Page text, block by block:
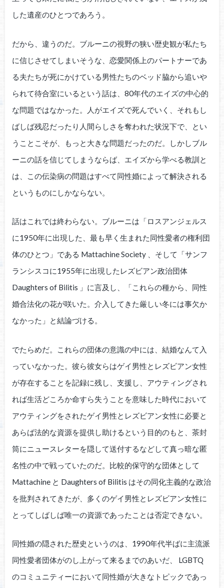
した遺産のひとつであろう。
だから、違うのだ。ブルーニの視野の狭い歴史観が私たち
に信じさせてしまいそうな、恋愛関係上のパートナーであ
る夫たちが死にかけている男性たちのベッド脇から追いや
られて待合室にいるという話は、80年代のエイズの中心的
な問題ではなかった。人がエイズで死んでいく、それもし
ばしば残忍だったり人間らしさを奪われた状況下で、とい
うことこそが、もっと大きな問題だったのだ。しかしブル
ーニの話を信じてしまうならば、エイズから学べる教訓と
は、この伝染病の問題はすべて同性婚によって解決される
というものにしかならない。
話はこれでは終わらない。ブルーニは「ロスアンジェルス
に1950年に出現した、最も早く生まれた同性愛者の権利団
体のひとつ」である Mattachine Society 、そして「サンフ
ランシスコに1955年に出現したレズビアン政治団体
Daughters of Bilitis 」に言及し、「これらの種から、同性
婚合法化の花が咲いた。介入してきた厳しい冬には事欠か
なかった」と結論づける。
でたらめだ。これらの団体の意識の中には、結婚なんて入
っていなかった。彼ら彼女らはゲイ男性とレズビアン女性
が存在することを記録に残し、支援し、アウティングされ
れば生活どころか命すら失うことを意味した時代において
アウティングをされたゲイ男性とレズビアン女性に必要と
あらば法的な資源を提供し助けるという目的のもと、茶封
筒にニュースレターを隠して送付するなどして真っ暗な匿
名性の中で戦っていたのだ。比較的保守的な団体として
Mattachine と Daughters of Bilitis はその同化主義的な政治
を批判されてきたが、多くのゲイ男性とレズビアン女性に
とってしばしば唯一の資源であったことは否定できない。
同性婚の隠された歴史というのは、1990年代半ばに主流派
同性愛者団体がのし上がって来るまでのあいだ、 LGBTQ
のコミュニティーにおいて同性婚が大きなトピックであっ